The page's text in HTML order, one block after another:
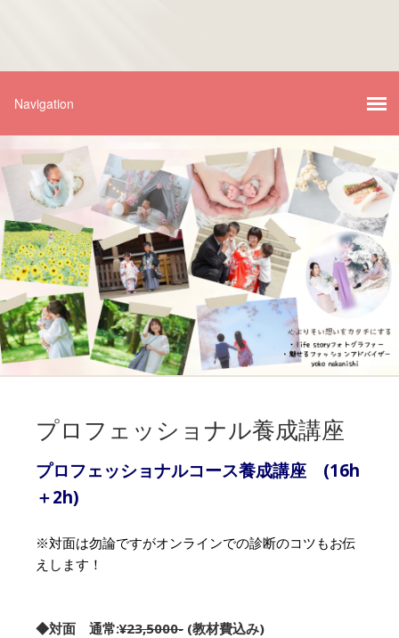
プロフェッショナル養成講座
プロフェッショナルコース養成講座 (16h
＋2h)
※対面は勿論ですがオンラインでの診断のコツもお伝
えします！
◆対面 通常:¥23,5000- (教材費込み)